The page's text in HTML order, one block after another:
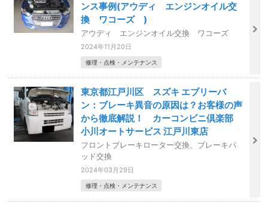
ンス事例(アウディ エンジンオイル交
換 ワコーズ )
アウディ エンジンオイル交換 ワコーズ
2024年11月20日
修理・点検・メンテナンス
東京都江戸川区 スズキ エブリーバ
ン：ブレーキ異音の原因は？お客様の声
から徹底解説！ カーコンビニ倶楽部
小川オートサービス 江戸川東店
フロントブレーキローター交換、ブレーキパ
ッド交換
2024年03月29日
修理・点検・メンテナンス